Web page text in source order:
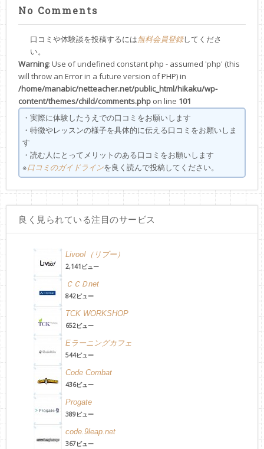
No Comments
口コミや体験談を投稿するには無料会員登録してくださ
い。
Warning: Use of undefined constant php - assumed 'php' (this
will throw an Error in a future version of PHP) in
/home/manabic/netteacher.net/public_html/hikaku/wp-
content/themes/child/comments.php on line 101
・実際に体験したうえでの口コミをお願いします
・特徴やレッスンの様子を具体的に伝える口コミをお願いしま
す
・読む人にとってメリットのある口コミをお願いします
※口コミのガイドラインを良く読んで投稿してください。
良く見られている注目のサービス
Livoo!（リブー）
2,141ビュー
ＣＣＤnet
842ビュー
TCK WORKSHOP
652ビュー
Eラーニングカフェ
544ビュー
Code Combat
436ビュー
Progate
389ビュー
code.9leap.net
367ビュー